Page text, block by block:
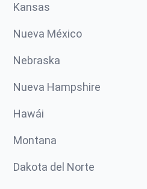
Kansas
Nueva México
Nebraska
Nueva Hampshire
Hawái
Montana
Dakota del Norte